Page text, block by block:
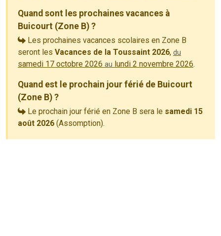
Quand sont les prochaines vacances à
Buicourt (Zone B) ?
Les prochaines vacances scolaires en Zone B
seront les Vacances de la Toussaint 2026, du
samedi 17 octobre 2026 au lundi 2 novembre 2026.
Quand est le prochain jour férié de Buicourt
(Zone B) ?
Le prochain jour férié en Zone B sera le samedi 15
août 2026 (Assomption).